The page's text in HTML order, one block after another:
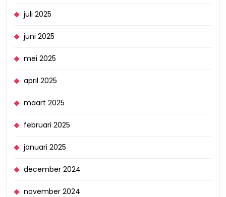
juli 2025
juni 2025
mei 2025
april 2025
maart 2025
februari 2025
januari 2025
december 2024
november 2024